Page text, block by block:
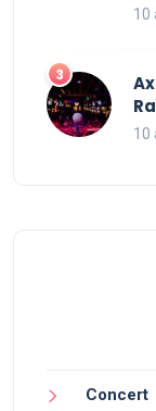
10
10
Concert